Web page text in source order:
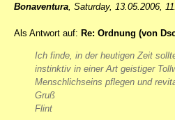
Bonaventura Saturday, 13.05.2006,
Als Antwort auf: Re: Ordnung (von
Ich finde, in der heutigen Zeit
instinktiv in einer Art geistiger
Menschlichseins pflegen und
Gruß
Flint